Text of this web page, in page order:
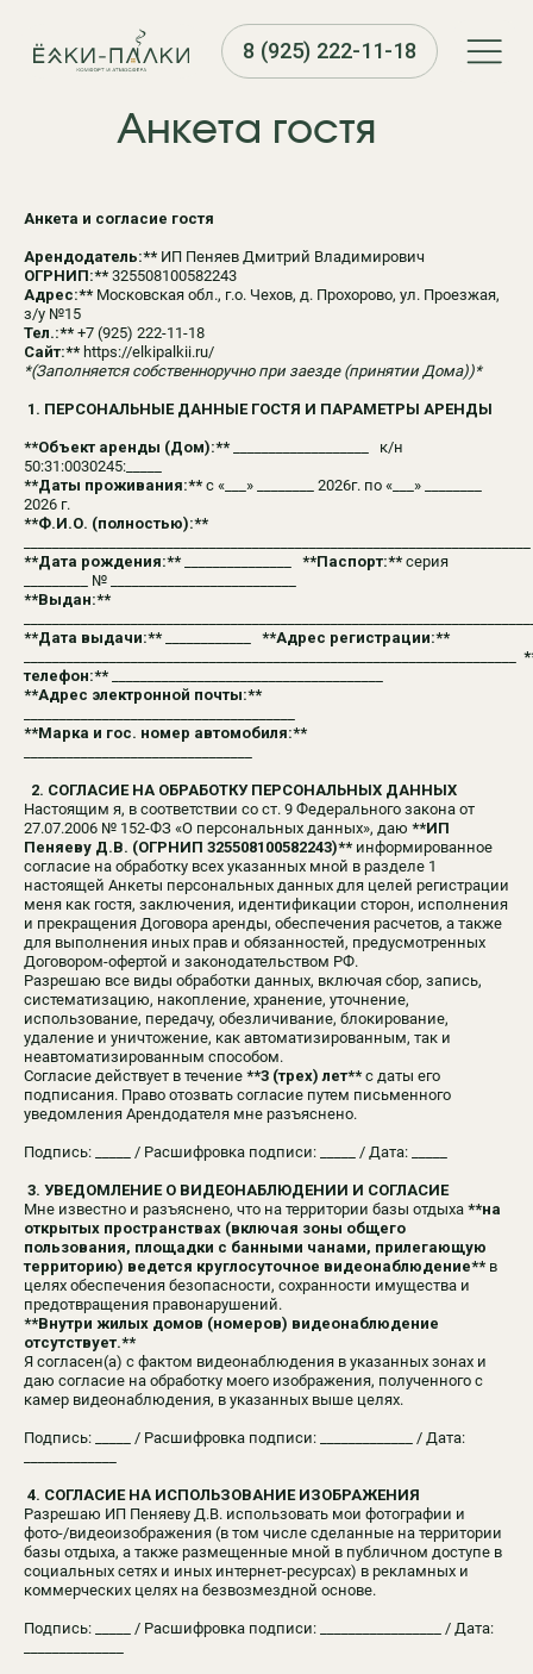
8 (925) 222-11-18
Анкета и согласие гостя
Арендодатель:** ИП Пеняев Дмитрий Владимирович
ОГРНИП:** 325508100582243
Адрес:** Московская обл., г.о. Чехов, д. Прохорово, ул. Проезжая,
з/у №15
Тел.:** +7 (925) 222-11-18
Сайт:** https://elkipalkii.ru/
*(Заполняется собственноручно при заезде (принятии Дома))*
1. ПЕРСОНАЛЬНЫЕ ДАННЫЕ ГОСТЯ И ПАРАМЕТРЫ АРЕНДЫ
**Объект аренды (Дом):** ___________________ к/н
50:31:0030245:_____
**Даты проживания:** с «___» ________ 2026г. по «___» ________
2026 г.
**Ф.И.О. (полностью):**
**Дата рождения:**
**Паспорт:** серия
_________ № __________________________
**Выдан:**
**Дата выдачи:**
**Адрес регистрации:**
телефон:**
**Адрес электронной почты:**
**Марка и гос. номер автомобиля:**
2. СОГЛАСИЕ НА ОБРАБОТКУ ПЕРСОНАЛЬНЫХ ДАННЫХ
Настоящим я, в соответствии со ст. 9 Федерального закона от
27.07.2006 № 152-ФЗ «О персональных данных», даю **ИП
Пеняеву Д.В. (ОГРНИП 325508100582243)** информированное
согласие на обработку всех указанных мной в разделе 1
настоящей Анкеты персональных данных для целей регистрации
меня как гостя, заключения, идентификации сторон, исполнения
и прекращения Договора аренды, обеспечения расчетов, а также
для выполнения иных прав и обязанностей, предусмотренных
Договором-офертой и законодательством РФ.
Разрешаю все виды обработки данных, включая сбор, запись,
систематизацию, накопление, хранение, уточнение,
использование, передачу, обезличивание, блокирование,
удаление и уничтожение, как автоматизированным, так и
неавтоматизированным способом.
Согласие действует в течение **3 (трех) лет** с даты его
подписания. Право отозвать согласие путем письменного
уведомления Арендодателя мне разъяснено.
Подпись: _____ / Расшифровка подписи: _____ / Дата: _____
3. УВЕДОМЛЕНИЕ О ВИДЕОНАБЛЮДЕНИИ И СОГЛАСИЕ
Мне известно и разъяснено, что на территории базы отдыха **на
открытых пространствах (включая зоны общего
пользования, площадки с банными чанами, прилегающую
территорию) ведется круглосуточное видеонаблюдение** в
целях обеспечения безопасности, сохранности имущества и
предотвращения правонарушений.
**Внутри жилых домов (номеров) видеонаблюдение
отсутствует.**
Я согласен(а) с фактом видеонаблюдения в указанных зонах и
даю согласие на обработку моего изображения, полученного с
камер видеонаблюдения, в указанных выше целях.
Подпись: _____ / Расшифровка подписи: _____________ / Дата:
4. СОГЛАСИЕ НА ИСПОЛЬЗОВАНИЕ ИЗОБРАЖЕНИЯ
Разрешаю ИП Пеняеву Д.В. использовать мои фотографии и
фото-/видеоизображения (в том числе сделанные на территории
базы отдыха, а также размещенные мной в публичном доступе в
социальных сетях и иных интернет-ресурсах) в рекламных и
коммерческих целях на безвозмездной основе.
Подпись: _____ / Расшифровка подписи: _________________ / Дата: